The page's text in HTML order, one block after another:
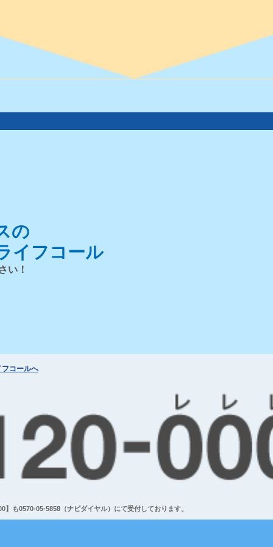
の
イフコール
い！
コールへ
も0570-05-5858（ナビダイヤル）にて受付しております。